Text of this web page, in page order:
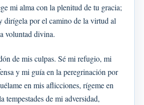
mi alma con la plenitud de tu gracia;
dirígela por el camino de la virtud al
voluntad divina.
de mis culpas. Sé mi refugio, mi
y mi guía en la peregrinación por
en mis aflicciones, rígeme en
tempestades de mi adversidad,